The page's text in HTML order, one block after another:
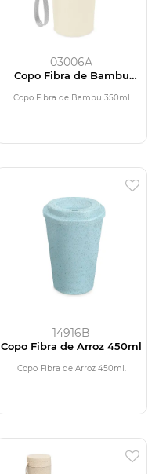
03006A
Copo Fibra de Bambu
Copo Fibra de Bambu 350ml
14916B
Copo Fibra de Arroz 450ml
Copo Fibra de Arroz 450ml.